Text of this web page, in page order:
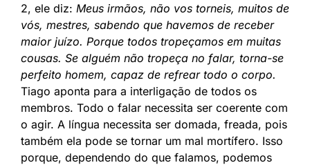
2, ele diz: Meus irmãos, não vos torneis, muitos de
vós, mestres, sabendo que havemos de receber
maior juízo. Porque todos tropeçamos em muitas
cousas. Se alguém não tropeça no falar, torna-se
perfeito homem, capaz de refrear todo o corpo.
Tiago aponta para a interligação de todos os
membros. Todo o falar necessita ser coerente com
o agir. A língua necessita ser domada, freada, pois
também ela pode se tornar um mal mortífero. Isso
porque, dependendo do que falamos, podemos